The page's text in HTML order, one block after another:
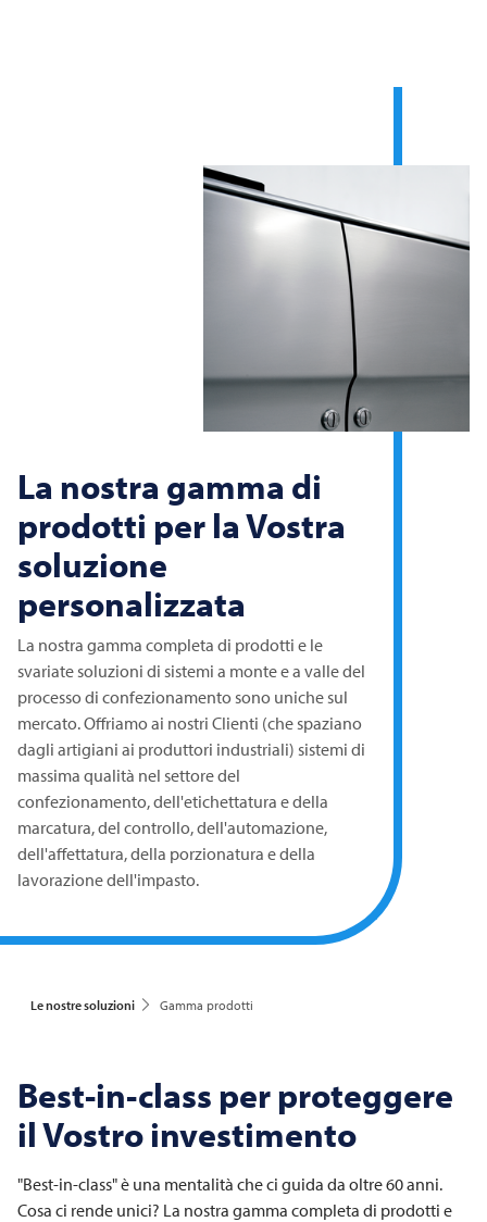
La nostra gamma di
prodotti per la Vostra
soluzione
personalizzata
La nostra gamma completa di prodotti e le
svariate soluzioni di sistemi a monte e a valle del
processo di confezionamento sono uniche sul
mercato. Offriamo ai nostri Clienti (che spaziano
dagli artigiani ai produttori industriali) sistemi di
massima qualità nel settore del
confezionamento, dell'etichettatura e della
marcatura, del controllo, dell'automazione,
dell'affettatura, della porzionatura e della
lavorazione dell'impasto.
Le nostre soluzioni Gamma prodotti
Best-in-class per proteggere
il Vostro investimento
"Best-in-class" è una mentalità che ci guida da oltre 60 anni.
Cosa ci rende unici? La nostra gamma completa di prodotti e